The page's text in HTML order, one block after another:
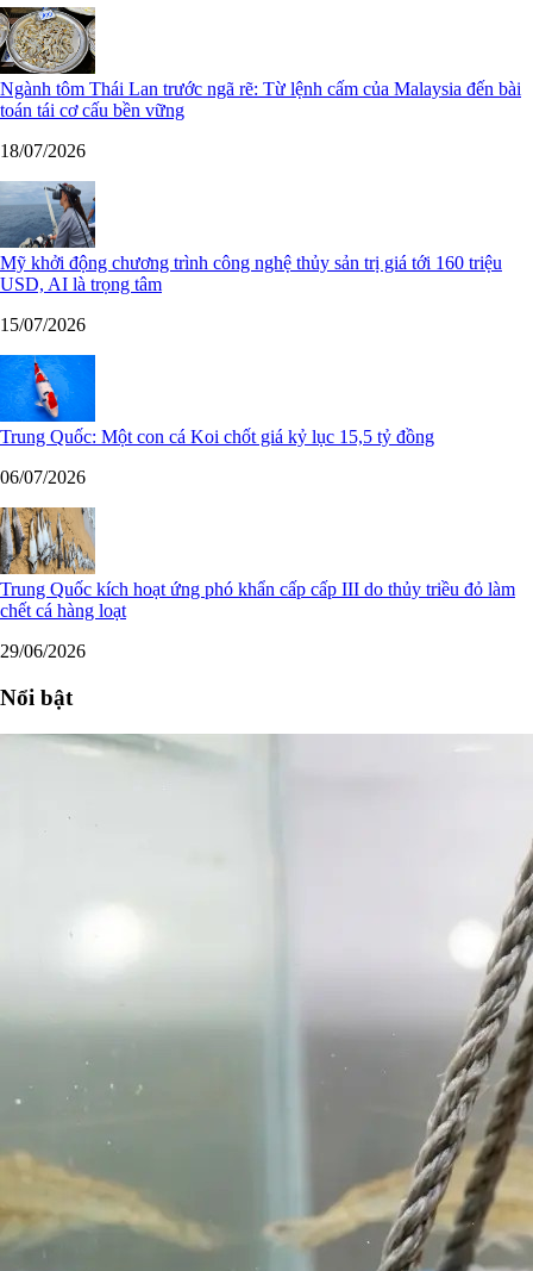
Ngành tôm Thái Lan trước ngã rẽ: Từ lệnh cấm của Malaysia đến bài
toán tái cơ cấu bền vững
18/07/2026
Mỹ khởi động chương trình công nghệ thủy sản trị giá tới 160 triệu
USD, AI là trọng tâm
15/07/2026
Trung Quốc: Một con cá Koi chốt giá kỷ lục 15,5 tỷ đồng
06/07/2026
Trung Quốc kích hoạt ứng phó khẩn cấp cấp III do thủy triều đỏ làm
chết cá hàng loạt
29/06/2026
Nổi bật